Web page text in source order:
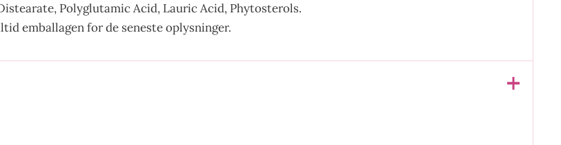
Polyglutamic Acid, Lauric Acid, Phytosterols.
emballagen for de seneste oplysninger.